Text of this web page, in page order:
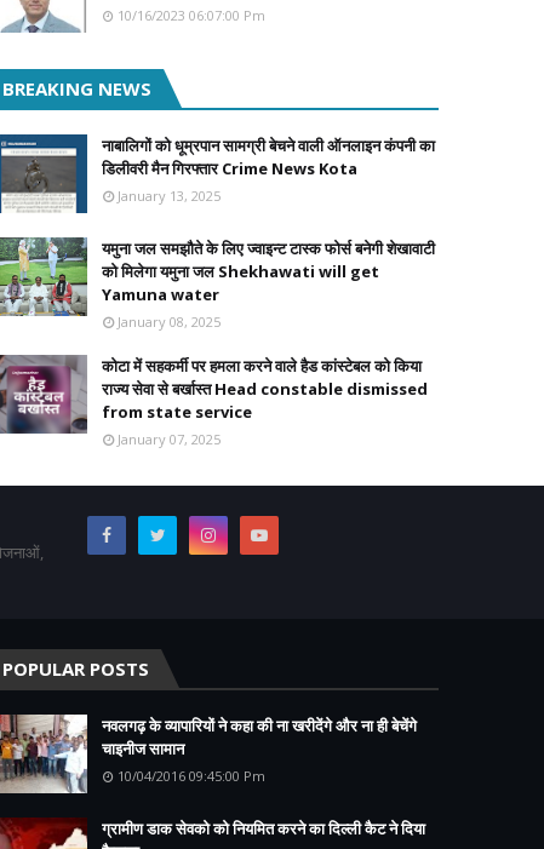
10/16/2023 06:07:00 Pm
BREAKING NEWS
नाबालिगों को धूम्रपान सामग्री बेचने वाली ऑनलाइन कंपनी का
डिलीवरी मैन गिरफ्तार Crime News Kota
January 13, 2025
यमुना जल समझौते के लिए ज्वाइन्ट टास्क फोर्स बनेगी शेखावाटी
को मिलेगा यमुना जल Shekhawati will get
Yamuna water
January 08, 2025
कोटा में सहकर्मी पर हमला करने वाले हैड कांस्टेबल को किया
राज्य सेवा से बर्खास्त Head constable dismissed
from state service
January 07, 2025
POPULAR POSTS
नवलगढ़ के व्यापारियों ने कहा की ना खरीदेंगे और ना ही बेचेंगे
चाइनीज सामान
10/04/2016 09:45:00 Pm
ग्रामीण डाक सेवको को नियमित करने का दिल्ली कैट ने दिया